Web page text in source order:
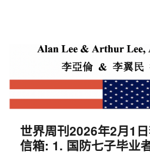
世界周刊2026年2月1
信箱: 1. 国防七子毕业